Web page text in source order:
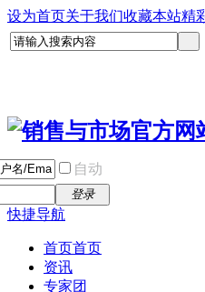
设为首页关于我们收藏本站精
自动
登录
快捷导航
首页首页
资讯
专家团